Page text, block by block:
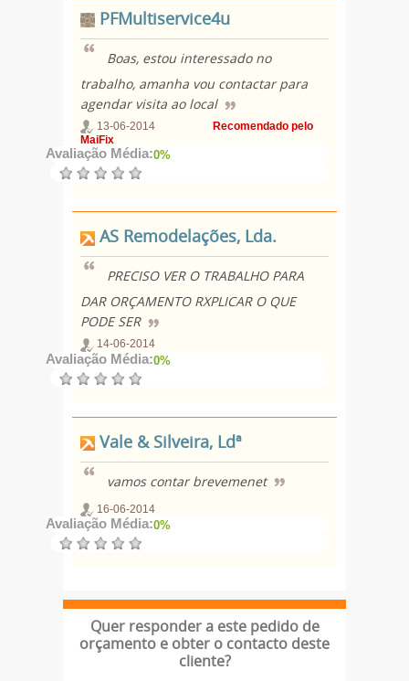
PFMultiservice4u
Boas, estou interessado no
trabalho, amanha vou contactar para
agendar visita ao local
13-06-2014
Recomendado pelo
MaiFix
Avaliação Média:0%
AS Remodelações, Lda.
PRECISO VER O TRABALHO PARA
DAR ORÇAMENTO RXPLICAR O QUE
PODE SER
14-06-2014
Avaliação Média:0%
Vale & Silveira, Ldª
vamos contar brevemenet
16-06-2014
Avaliação Média:0%
Quer responder a este pedido de
orçamento e obter o contacto deste
cliente?